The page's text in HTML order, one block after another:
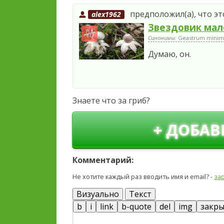
alex1962 предположил(а), что
Звездовик
Синонимы: Geastrum
Думаю, он.
Знаете что за гриб?
+
Комментарий:
Не хотите каждый раз вводить имя и email? -
Визуально Текст